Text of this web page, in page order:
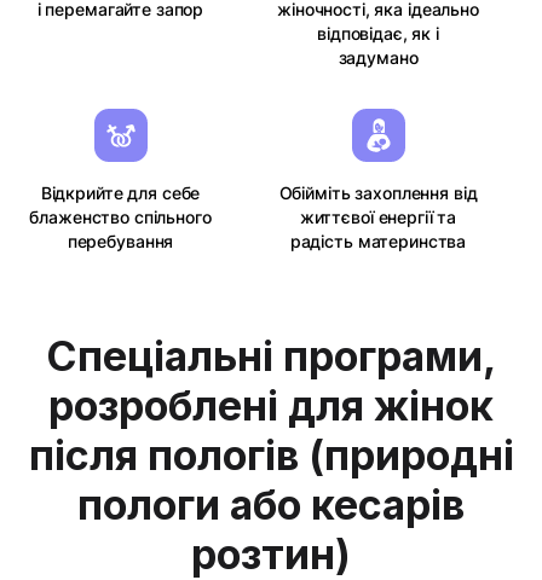
і перемагайте запор
жіночності, яка ідеально
відповідає, як і
задумано
Відкрийте для себе
блаженство спільного
перебування
Обійміть захоплення від
життєвої енергії та
радість материнства
Спеціальні програми,
розроблені для жінок
після пологів (природні
пологи або кесарів
розтин)